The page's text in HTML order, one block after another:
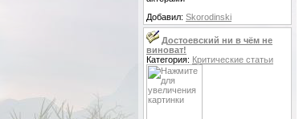
Добавил: Skorodinski
Достоевский ни в чём не
виноват!
Категория: Критические статьи